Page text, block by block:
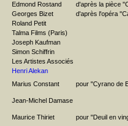
Edmond Rostand
d'après la pièce
Georges Bizet
d'après l'opéra
Roland Petit
Talma Films (Paris)
Joseph Kaufman
Simon Schiffrin
Les Artistes Associés
Henri Alekan
Marius Constant
pour "Cyrano de
Jean-Michel Damase
Maurice Thiriet
pour "Deuil en